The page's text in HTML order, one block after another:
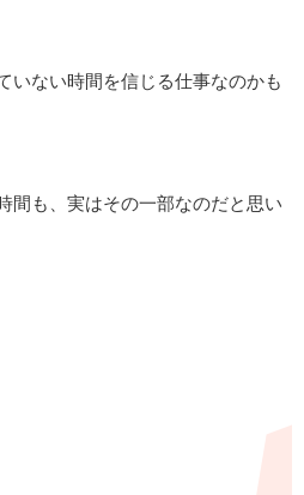
いない時間を信じる仕事なのかも
間も、実はその一部なのだと思い